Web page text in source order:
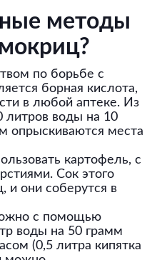
методы
по борьбе с
борная кислота,
в любой аптеке. Из
литров воды на 10
опрыскиваются места
картофель, с
Сок этого
и они соберутся в
с помощью
воды на 50 грамм
(0,5 литра кипятка